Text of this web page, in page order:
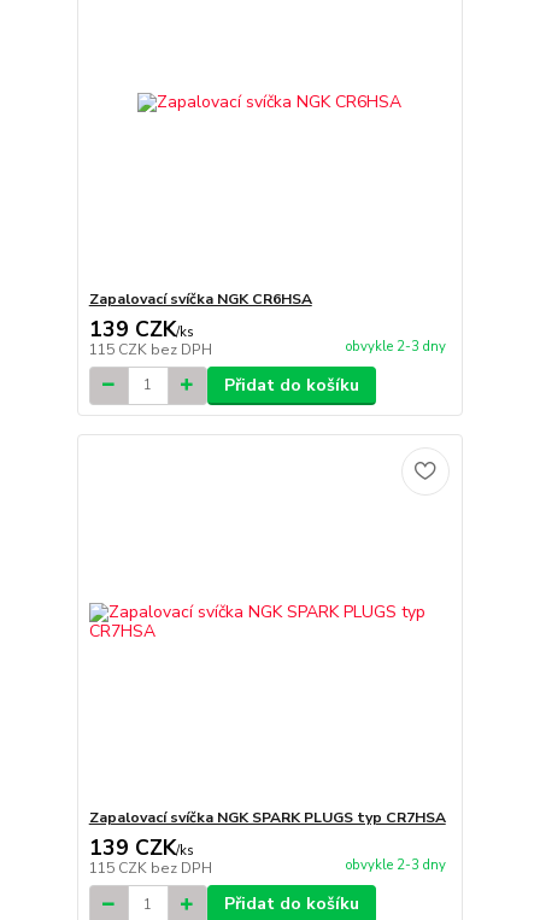
Zapalovací svíčka NGK CR6HSA
139 CZK/ks
115 CZK bez DPH obvykle 2-3 dny
Přidat do košíku
Zapalovací svíčka NGK SPARK PLUGS typ CR7HSA
139 CZK/ks
115 CZK bez DPH obvykle 2-3 dny
Přidat do košíku